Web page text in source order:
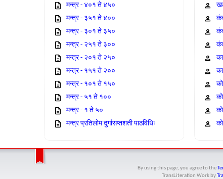
मन्त्र - ४०१ ते ४५०
मन्त्र - ३५१ ते ४००
मन्त्र - ३०१ ते ३५०
मन्त्र - २५१ ते ३००
मन्त्र - २०१ ते २५०
मन्त्र - १५१ ते २००
मन्त्र - १०१ ते १५०
मन्त्र - ५१ ते १००
मन्त्र - १ ते ५०
मन्त्र प्रतिलोम दुर्गासप्तशती पाठविधिः
By using this page, you agree to the
TransLiteration Work by